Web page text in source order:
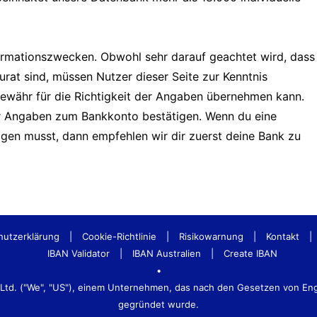
Obwohl sehr darauf geachtet wird, dass
sind, müssen Nutzer dieser Seite zur Kenntnis
für die Richtigkeit der Angaben übernehmen kann.
zum Bankkonto bestätigen. Wenn du eine
musst, dann empfehlen wir dir zuerst deine Bank zu
Cookie-Richtlinie Risikowarnung Kontakt
IBAN Validator
IBAN Australien
Create IBAN
•
("We", "US"), einem Unternehmen, das nach den Gesetzen von
gegründet wurde.